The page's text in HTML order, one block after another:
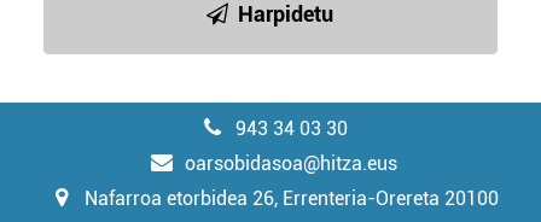
Harpidetu
943 34 03 30
oarsobidasoa@hitza.eus
Nafarroa etorbidea 26, Errenteria-Orereta 20100